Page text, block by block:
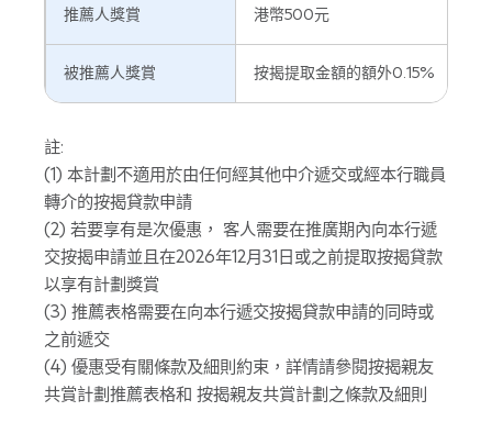
推薦人獎賞 港幣500元
被推薦人獎賞 按揭提取金額的額外0.15%
註:
(1) 本計劃不適用於由任何經其他中介遞交或經本行職員
轉介的按揭貸款申請
(2) 若要享有是次優惠， 客人需要在推廣期內向本行遞
交按揭申請並且在2026年12月31日或之前提取按揭貸款
以享有計劃獎賞
(3) 推薦表格需要在向本行遞交按揭貸款申請的同時或
之前遞交
(4) 優惠受有關條款及細則約束，詳情請參閱按揭親友
共賞計劃推薦表格和 按揭親友共賞計劃之條款及細則